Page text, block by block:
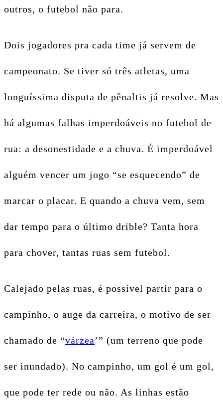
outros, o futebol não para.
Dois jogadores pra cada time já servem de
campeonato. Se tiver só três atletas, uma
longuíssima disputa de pênaltis já resolve. Mas
há algumas falhas imperdoáveis no futebol de
rua: a desonestidade e a chuva. É imperdoável
alguém vencer um jogo “se esquecendo” de
marcar o placar. E quando a chuva vem, sem
dar tempo para o último drible? Tanta hora
para chover, tantas ruas sem futebol.
Calejado pelas ruas, é possível partir para o
campinho, o auge da carreira, o motivo de ser
chamado de “várzea’” (um terreno que pode
ser inundado). No campinho, um gol é um gol,
que pode ter rede ou não. As linhas estão